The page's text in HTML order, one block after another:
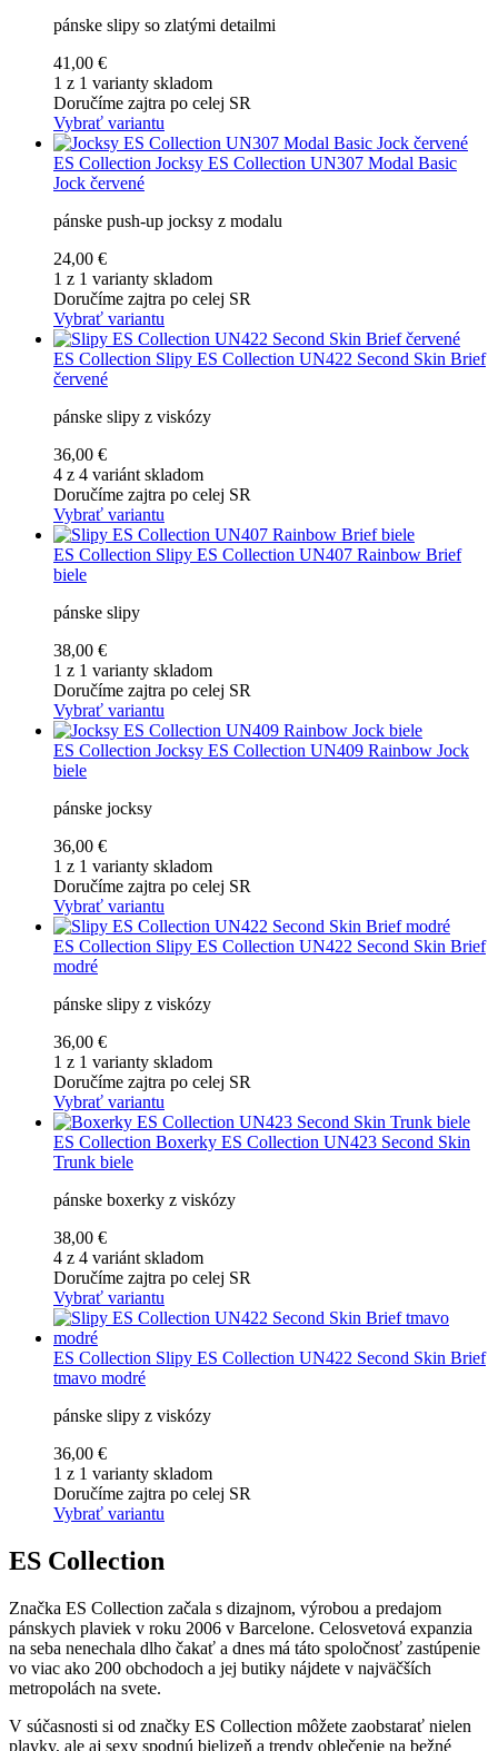
pánske slipy so zlatými detailmi
41,00 €
1 z 1 varianty skladom
Doručíme zajtra po celej SR
Vybrať variantu
ES Collection Jocksy ES Collection UN307 Modal Basic
Jock červené
pánske push-up jocksy z modalu
24,00 €
1 z 1 varianty skladom
Doručíme zajtra po celej SR
Vybrať variantu
ES Collection Slipy ES Collection UN422 Second Skin Brief
červené
pánske slipy z viskózy
36,00 €
4 z 4 variánt skladom
Doručíme zajtra po celej SR
Vybrať variantu
ES Collection Slipy ES Collection UN407 Rainbow Brief
biele
pánske slipy
38,00 €
1 z 1 varianty skladom
Doručíme zajtra po celej SR
Vybrať variantu
ES Collection Jocksy ES Collection UN409 Rainbow Jock
biele
pánske jocksy
36,00 €
1 z 1 varianty skladom
Doručíme zajtra po celej SR
Vybrať variantu
ES Collection Slipy ES Collection UN422 Second Skin Brief
modré
pánske slipy z viskózy
36,00 €
1 z 1 varianty skladom
Doručíme zajtra po celej SR
Vybrať variantu
ES Collection Boxerky ES Collection UN423 Second Skin
Trunk biele
pánske boxerky z viskózy
38,00 €
4 z 4 variánt skladom
Doručíme zajtra po celej SR
Vybrať variantu
ES Collection Slipy ES Collection UN422 Second Skin Brief
tmavo modré
pánske slipy z viskózy
36,00 €
1 z 1 varianty skladom
Doručíme zajtra po celej SR
Vybrať variantu
ES Collection
Značka ES Collection začala s dizajnom, výrobou a predajom
pánskych plaviek v roku 2006 v Barcelone. Celosvetová expanzia
na seba nenechala dlho čakať a dnes má táto spoločnosť zastúpenie
vo viac ako 200 obchodoch a jej butiky nájdete v najväčších
metropolách na svete.
V súčasnosti si od značky ES Collection môžete zaobstarať nielen
plavky, ale aj sexy spodnú bielizeň a trendy oblečenie na bežné